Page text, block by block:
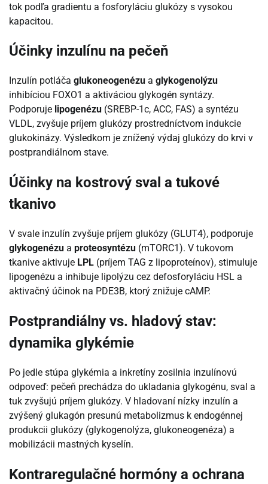
tok podľa gradientu a fosforyláciu glukózy s vysokou
kapacitou.
Účinky inzulínu na pečeň
Inzulín potláča glukoneogenézu a glykogenolýzu
inhibíciou FOXO1 a aktiváciou glykogén syntázy.
Podporuje lipogenézu (SREBP-1c, ACC, FAS) a syntézu
VLDL, zvyšuje príjem glukózy prostredníctvom indukcie
glukokinázy. Výsledkom je znížený výdaj glukózy do krvi v
postprandiálnom stave.
Účinky na kostrový sval a tukové
tkanivo
V svale inzulín zvyšuje príjem glukózy (GLUT4), podporuje
glykogenézu a proteosyntézu (mTORC1). V tukovom
tkanive aktivuje LPL (príjem TAG z lipoproteínov), stimuluje
lipogenézu a inhibuje lipolýzu cez defosforyláciu HSL a
aktivačný účinok na PDE3B, ktorý znižuje cAMP.
Postprandiálny vs. hladový stav:
dynamika glykémie
Po jedle stúpa glykémia a inkretíny zosilnia inzulínovú
odpoveď: pečeň prechádza do ukladania glykogénu, sval a
tuk zvyšujú príjem glukózy. V hladovaní nízky inzulín a
zvýšený glukagón presunú metabolizmus k endogénnej
produkcii glukózy (glykogenolýza, glukoneogenéza) a
mobilizácii mastných kyselín.
Kontraregulačné hormóny a ochrana